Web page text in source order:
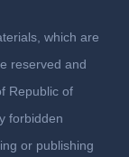
which are
reserved and
Republic of
forbidden
or publishing